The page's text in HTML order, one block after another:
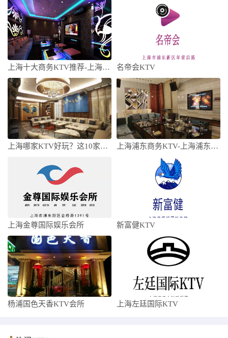
上海十大商务KTV推荐-上海商务KTV哪 名帝会KTV
上海哪家KTV好玩？这10家高端KTV让 上海浦东商务KTV-上海浦东商务KTV预
上海金尊国际娱乐会所 新富健KTV
杨浦国色天香KTV会所 上海左廷国际KTV